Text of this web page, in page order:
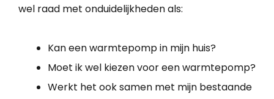
wel raad met onduidelijkheden als:
Kan een warmtepomp in mijn huis?
Moet ik wel kiezen voor een warmtepomp?
Werkt het ook samen met mijn bestaande